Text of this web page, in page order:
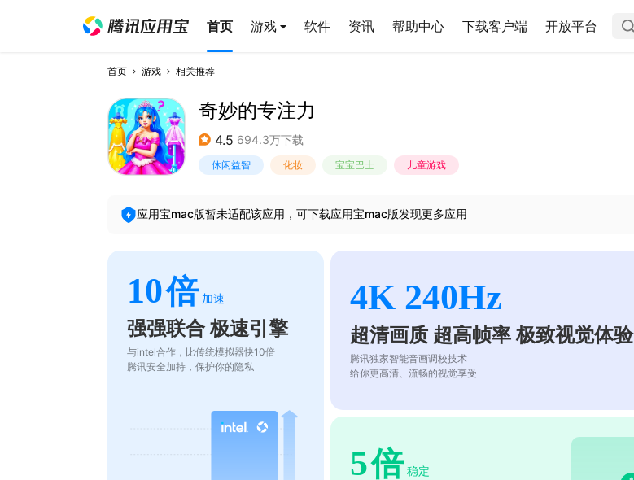
首页 游戏 软件 资讯 帮助中心 下载客户端 开放平台
首页 游戏 相关推荐
奇妙的专注力
4.5 694.3万下载
休闲益智 化妆 宝宝巴士 儿童游戏
应用宝mac版暂未适配该应用，可下载应用宝mac版发现更多应用
10倍 加速
强强联合 极速引擎
与intel合作，比传统模拟器快10倍
腾讯安全加持，保护你的隐私
4K 240Hz
超清画质 超高帧率 极致视觉体验
腾讯独家智能音画调校技术
给你更高清、流畅的视觉享受
5倍 稳定